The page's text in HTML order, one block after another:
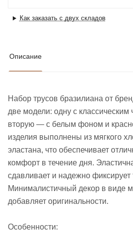
Как заказать с двух складов
Описание
Набор трусов бразилиана от
две модели: одну с
вторую — с белым фоном и
изделия выполнены из мягкого
эластана, что обеспечивает
комфорт в течение дня.
сдавливает и надежно фиксирует
Минималистичный декор в виде
добавляет оригинальности.
Особенности: